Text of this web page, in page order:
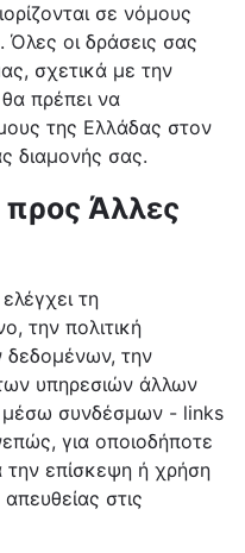
σε νόμους
Όλες οι δράσεις σας
σχετικά με την
πρέπει να
της Ελλάδας στον
διαμονής σας.
Άλλες
τη
την πολιτική
την
υπηρεσιών άλλων
μέσω συνδέσμων - links
για οποιοδήποτε
την επίσκεψη ή χρήση
στις